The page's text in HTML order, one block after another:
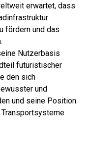
erwartet, dass
fördern und das
Nutzerbasis
futuristischer
den sich
und
und seine Position